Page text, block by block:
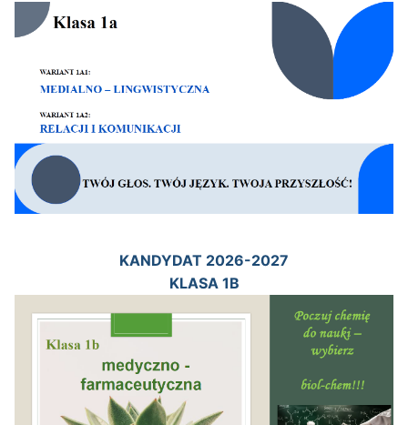
KANDYDAT 2026-2027
KLASA 1B